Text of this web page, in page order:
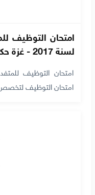
امتحان التوظيف
لسنة 2017 - غزة حكومة
امتحان التوظيف